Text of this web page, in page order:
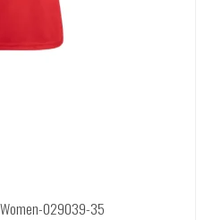
Women-029039-35